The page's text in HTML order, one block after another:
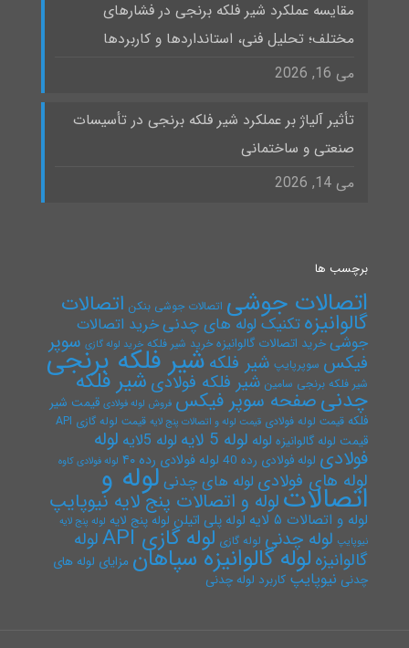
مقایسه عملکرد شیر فلکه برنجی در فشارهای
مختلف؛ تحلیل فنی، استانداردها و کاربردها
می 16, 2026
تأثیر آلیاژ بر عملکرد شیر فلکه برنجی در تأسیسات
صنعتی و ساختمانی
می 14, 2026
برچسب ها
اتصالات جوشی اتصالات جوشی بنکن اتصالات
گالوانیزهتکنیک لوله های چدنیخرید اتصالات
جوشیخرید اتصالات گالوانیزه خرید شیر فلکه خرید لوله گازی سوپر
فیکس سوپرپایپ شیر فلکه شیر فلکه برنجی
شیر فلکه برنجی سامین شیر فلکه فولادی شیر فلکه
چدنیصفحه سوپر فیکس فروش لوله فولادی قیمت شیر
فلکه قیمت لوله فولادی قیمت لوله و اتصالات پنج لایه قیمت لوله گازی API
قیمت لوله گالوانیزه لوله لوله 5 لایه لوله 5لایه لوله
فولادی لوله فولادی رده 40 لوله فولادی رده ۴۰ لوله فولادی کاوه
لوله های فولادی لوله های چدنی لوله و اتصالاتلوله و اتصالات پنج لایه نیوپایپ
لوله و اتصالات ۵ لایه لوله پلی اتیلن لوله پنج لایه لوله پنج لایه
نیوپایپ لوله چدنی لوله گازی لوله گازی API لوله
گالوانیزه لوله گالوانیزه سپاهان مزایای لوله های
چدنی نیوپایپ کاربرد لوله چدنی